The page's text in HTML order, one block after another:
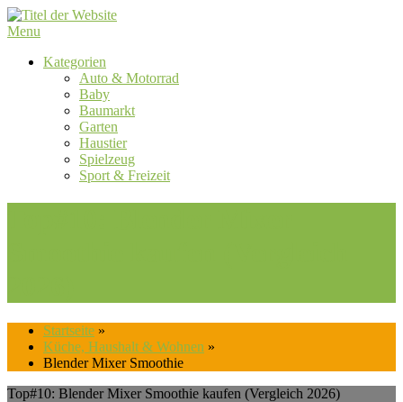
Skip
to
Menu
Kategorien
Auto & Motorrad
Baby
Baumarkt
Garten
Haustier
Spielzeug
Sport & Freizeit
Startseite »
Küche, Haushalt & Wohnen »
Blender Mixer Smoothie
Top#10: Blender Mixer Smoothie kaufen (Vergleich 2026)